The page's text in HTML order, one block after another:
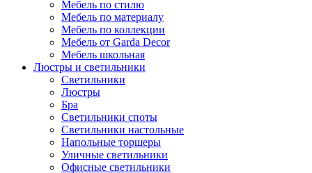
Мебель по стилю
Мебель по материалу
Мебель по коллекции
Мебель от Garda Decor
Мебель школьная
Люстры и светильники
Светильники
Люстры
Бра
Светильники споты
Светильники настольные
Напольные торшеры
Уличные светильники
Офисные светильники